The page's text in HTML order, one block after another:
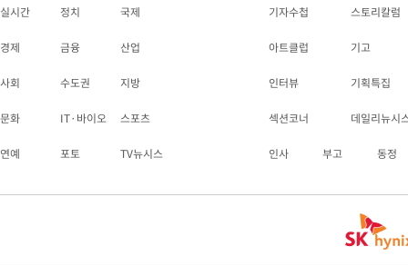
실시간 정치 국제
경제 금융 산업
사회 수도권 지방
문화 IT·바이오 스포츠
연예 포토 TV뉴시스
기자수첩 스토리칼럼
아트클럽 기고
인터뷰 기획특집
섹션코너 데일리뉴시
인사 부고 동정